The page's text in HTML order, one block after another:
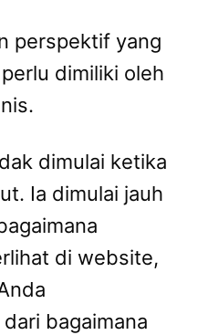
perspektif yang
dimiliki oleh
dimulai ketika
Ia dimulai jauh
di website,
bagaimana